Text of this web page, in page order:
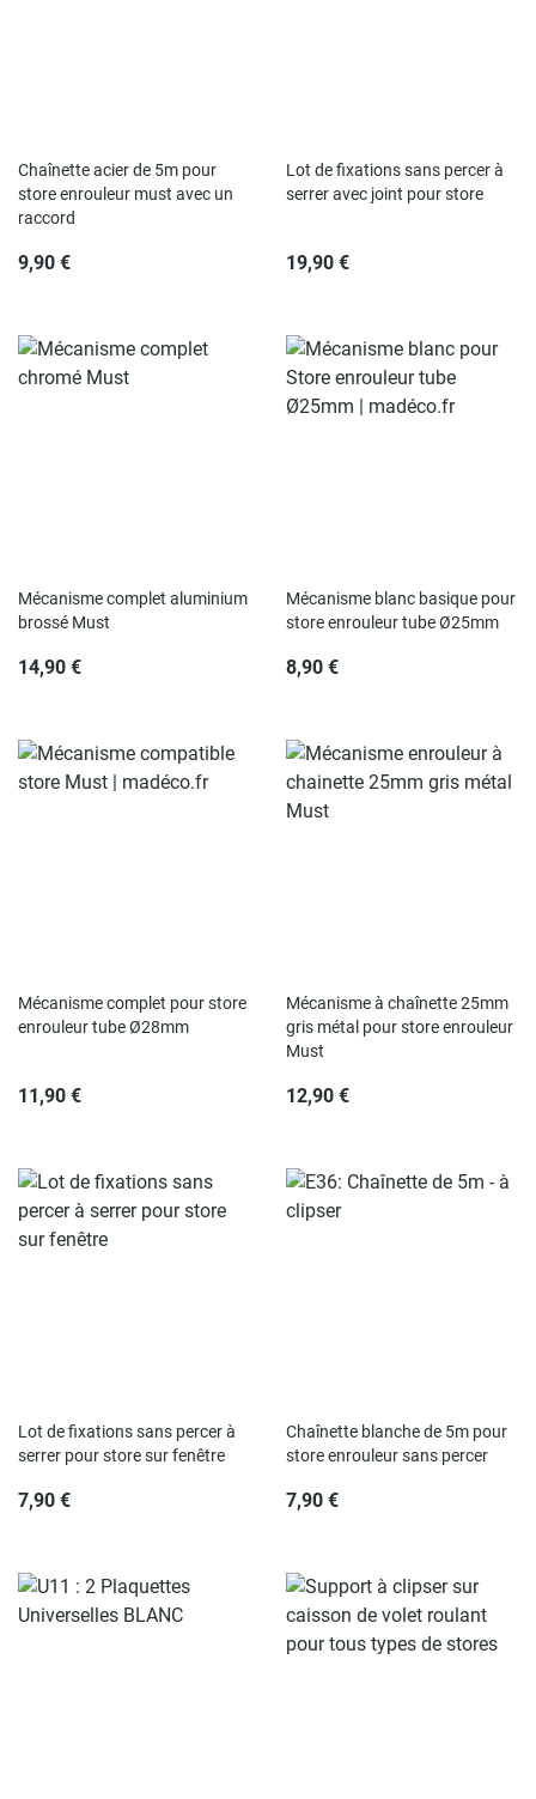
Chaînette acier de 5m pour
store enrouleur must avec un
raccord
9,90 €
Lot de fixations sans percer à
serrer avec joint pour store
19,90 €
Mécanisme complet aluminium
brossé Must
14,90 €
Mécanisme blanc basique pour
store enrouleur tube Ø25mm
8,90 €
Mécanisme complet pour store
enrouleur tube Ø28mm
11,90 €
Mécanisme à chaînette 25mm
gris métal pour store enrouleur
Must
12,90 €
Lot de fixations sans percer à
serrer pour store sur fenêtre
7,90 €
Chaînette blanche de 5m pour
store enrouleur sans percer
7,90 €